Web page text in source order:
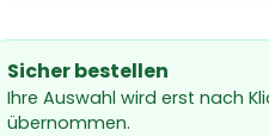
Sicher bestellen
Ihre Auswahl wird erst nach
übernommen.